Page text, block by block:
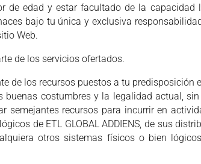
de edad y estar facultado de la
bajo tu única y exclusiva
Web.
de los servicios ofertados.
de los recursos puestos a tu predisposición
buenas costumbres y la legalidad actual,
semejantes recursos para incurrir en
de ETL GLOBAL ADDIENS, de sus
otros sistemas físicos o bien